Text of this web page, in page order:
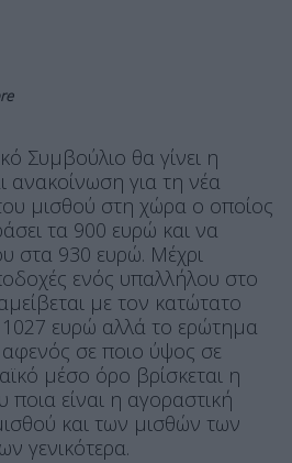
Συμβούλιο θα γίνει η
ανακοίνωση για τη νέα
μισθού στη χώρα ο οποίος
τα 900 ευρώ και να
στα 930 ευρώ. Μέχρι
ενός υπαλλήλου στο
με τον κατώτατο
1027 ευρώ αλλά το ερώτημα
αφενός σε ποιο ύψος σε
μέσο όρο βρίσκεται η
ποια είναι η αγοραστική
και των μισθών των
γενικότερα.